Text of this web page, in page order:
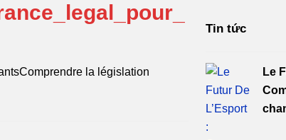
la législation
Tin tức
Le